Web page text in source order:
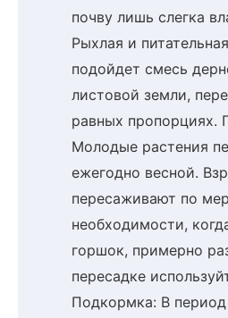
почву лишь слегка
Рыхлая и
подойдет смесь
листовой земли,
равных пропорциях.
Молодые растения
ежегодно весной.
пересаживают по
необходимости,
горшок, примерно
пересадке
Подкормка: В период